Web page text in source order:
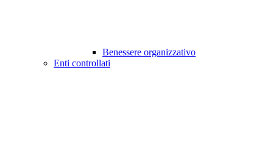
Benessere organizzativo
Enti controllati